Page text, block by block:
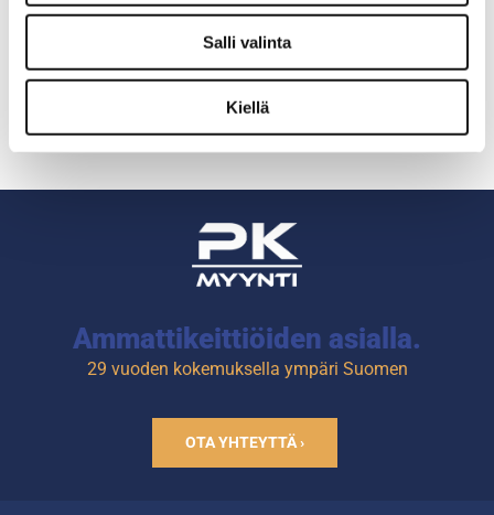
Salli valinta
Kiellä
Ulkomitat: (l) 600 x (s) 587 x
Sähköteho: 3,0 kW / 230 V.
paistomahdollisuus.
Paistopellin koko on 460 x
Ammattikeittiöiden asialla.
29 vuoden kokemuksella ympäri Suomen
OTA YHTEYTTÄ ›